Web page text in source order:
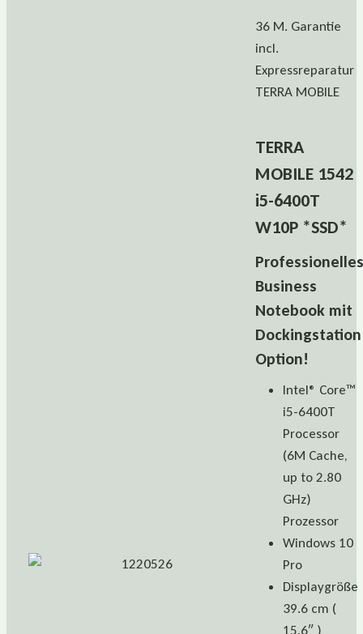
36 M. Garantie
incl.
Expressreparatur
TERRA MOBILE
TERRA
MOBILE 1542
i5-6400T
W10P *SSD*
Professionelles
Business
Notebook mit
Dockingstation
Option!
Intel® Core™
i5-6400T
Processor
(6M Cache,
up to 2.80
GHz)
Prozessor
Windows 10
Pro
Displaygröße
39.6 cm (
15.6″ )